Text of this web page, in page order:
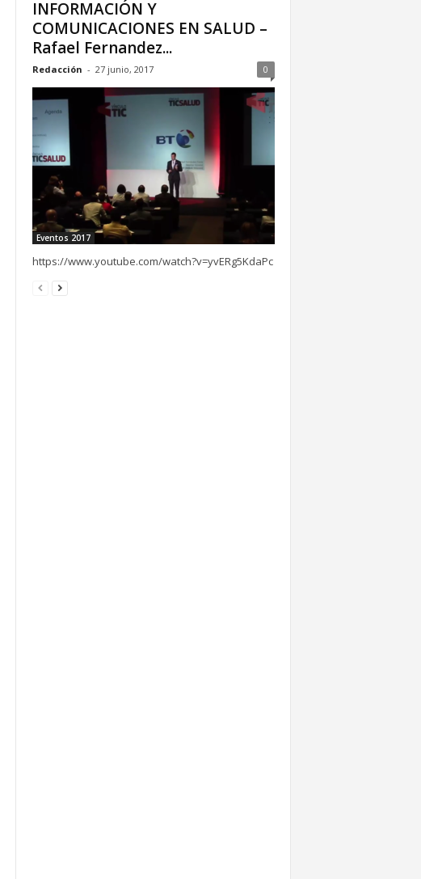
INFORMACIÓN Y
COMUNICACIONES EN SALUD –
Rafael Fernandez...
Redacción - 27 junio, 2017 0
Eventos 2017
https://www.youtube.com/watch?v=yvERg5KdaPc